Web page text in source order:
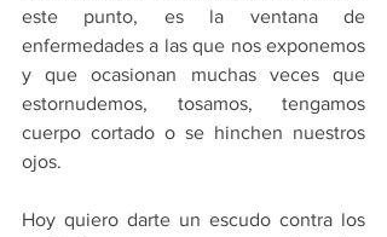
este punto, es la ventana de
enfermedades a las que nos exponemos
y que ocasionan muchas veces que
estornudemos, tosamos, tengamos
cuerpo cortado o se hinchen nuestros
ojos.
Hoy quiero darte un escudo contra los